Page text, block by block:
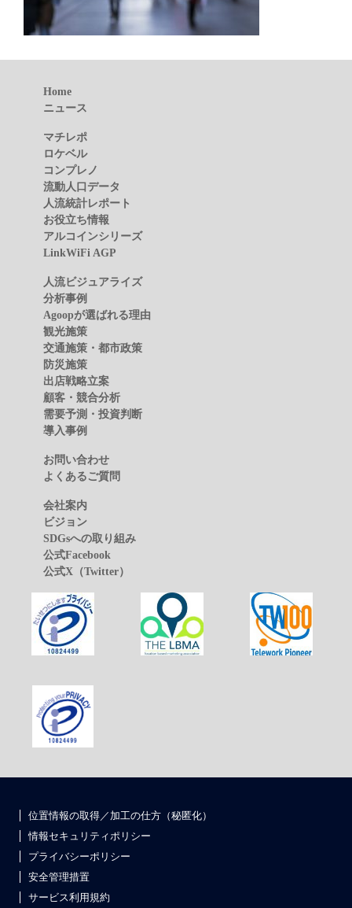
Home
ニュース
マチレポ
ロケベル
コンプレノ
流動人口データ
人流統計レポート
お役立ち情報
アルコインシリーズ
LinkWiFi AGP
人流ビジュアライズ
分析事例
Agoopが選ばれる理由
観光施策
交通施策・都市政策
防災施策
出店戦略立案
顧客・競合分析
需要予測・投資判断
導入事例
お問い合わせ
よくあるご質問
会社案内
ビジョン
SDGsへの取り組み
公式Facebook
公式X（Twitter）
位置情報の取得／加工の仕方（秘匿化）
情報セキュリティポリシー
プライバシーポリシー
安全管理措置
サービス利用規約